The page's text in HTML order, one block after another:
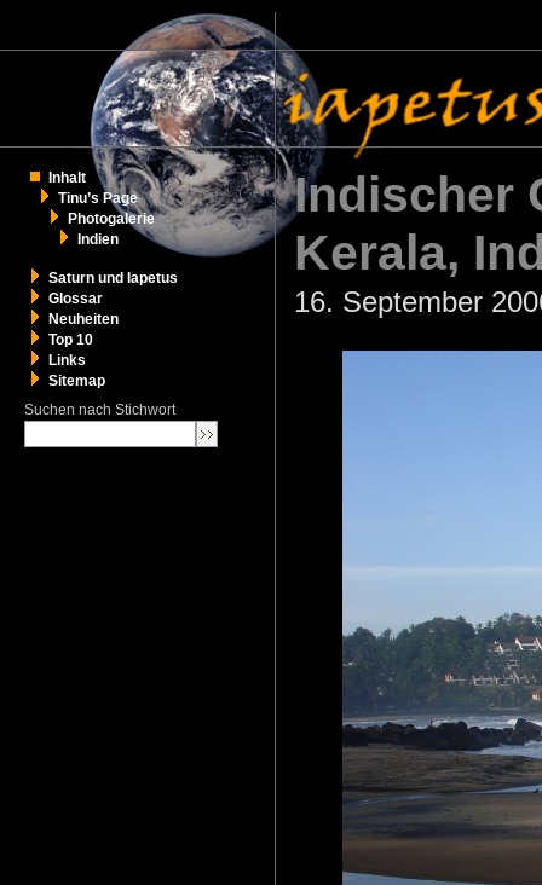
Inhalt
Tinu’s Page
Photogalerie
Indien
Saturn und Iapetus
Glossar
Neuheiten
Top 10
Links
Sitemap
Suchen nach Stichwort
Indischer
Kerala,
16. September